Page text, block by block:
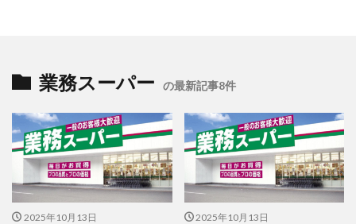
業務スーパー の最新記事8件
2025年10月13日
2025年10月13日